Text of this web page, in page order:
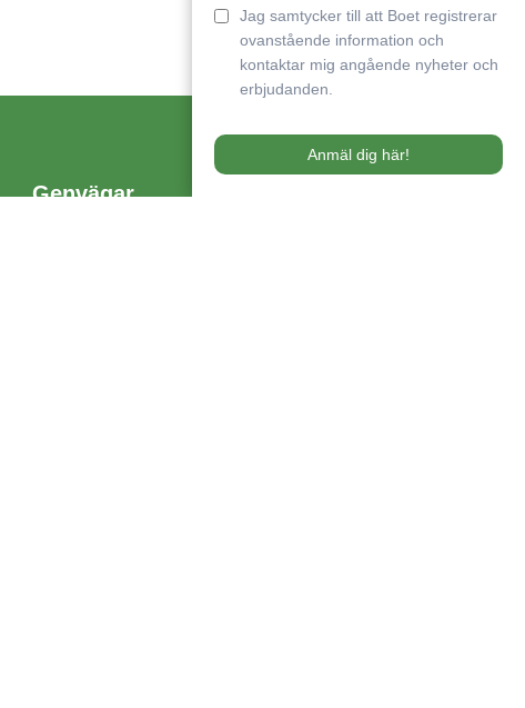
numberJag samtycker till att Boet registrerar
ovanstående information och
kontaktar mig angående nyheter och
erbjudanden.
Anmäl dig här!
Genvägar